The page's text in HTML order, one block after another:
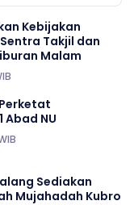
Kebijakan
Takjil dan
Malam
Abad NU
Sediakan
Mujahadah Kubro